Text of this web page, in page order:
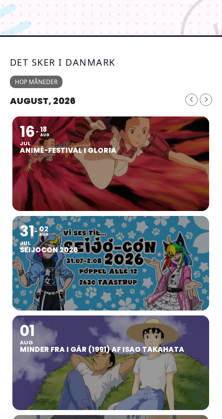
DET SKER I DANMARK
HOP MÅNEDER
AUGUST, 2026
16
JUL
18
AUG
ANIMÉ-FESTIVAL I GLORIA
31
JUL
02
AUG
SEIJOCON 2026
01
AUG
MINDER FRA I GÅR (1991) AF ISAO TAKAHATA